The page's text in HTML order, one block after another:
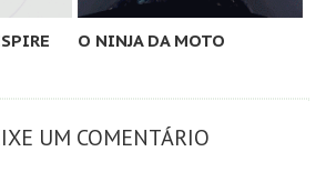
O NINJA DA MOTO
UM COMENTÁRIO